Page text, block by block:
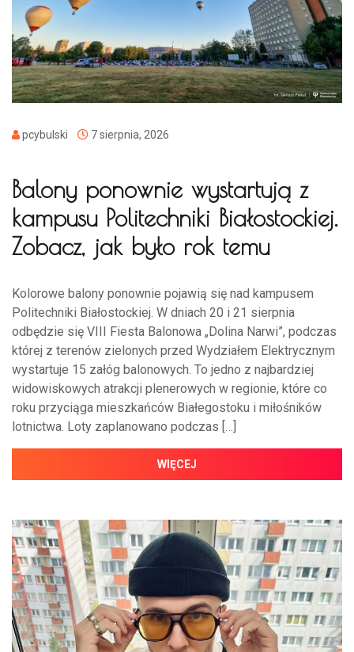
pcybulski 7 sierpnia, 2026
Balony ponownie wystartują z
kampusu Politechniki Białostockiej.
Zobacz, jak było rok temu
Kolorowe balony ponownie pojawią się nad kampusem
Politechniki Białostockiej. W dniach 20 i 21 sierpnia
odbędzie się VIII Fiesta Balonowa „Dolina Narwi”, podczas
której z terenów zielonych przed Wydziałem Elektrycznym
wystartuje 15 załóg balonowych. To jedno z najbardziej
widowiskowych atrakcji plenerowych w regionie, które co
roku przyciąga mieszkańców Białegostoku i miłośników
lotnictwa. Loty zaplanowano podczas […]
WIĘCEJ